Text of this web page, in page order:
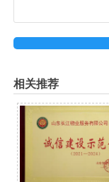
相关推荐